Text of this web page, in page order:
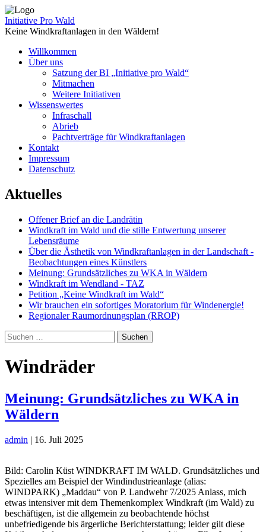
Zum
Inhalt
springen
Initiative Pro Wald
Keine Windkraftanlagen in den Wäldern!
Willkommen
Über uns
Satzung der BI „Initiative pro Wald“
Mitmachen
Weitere Initiativen
Wissenswertes
Infraschall
Abrieb
Pachtverträge für Windkraftanlagen
Kontakt
Impressum
Datenschutz
Aktuelles
Offener Brief an die Landrätin
Windkraft im Wald und die stille Entwertung unserer
Lebensräume
Über die Ästhetik von Windkraftanlagen in der Landschaft -
Beobachtungen eines Künstlers
Meinung: Grundsätzliches zu WKA in Wäldern
Windkraft im Wendland - TAZ
Petition „Keine Windkraft im Wald“
Wir brauchen ein sofortiges Moratorium für Windenergie!
Regionaler Raumordnungsplan (RROP)
Suchen
nach:
Windräder
Meinung: Grundsätzliches zu WKA in
Wäldern
admin | 16. Juli 2025
Bild: Carolin Küst WINDKRAFT IM WALD. Grundsätzliches und
Spezielles am Beispiel der Windindustrieanlage (alias:
WINDPARK) „Maddau“ von P. Landwehr 7/2025 Anlass, mich
etwas intensiver mit dem Themenkomplex Windkraft (im Wald) zu
beschäftigen, ist die allgemein zu beobachtende höchst
unbefriedigende bis ärgerliche Berichterstattung; leider gilt diese